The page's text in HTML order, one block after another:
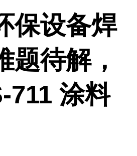
保设备焊
题待解，
711 涂料